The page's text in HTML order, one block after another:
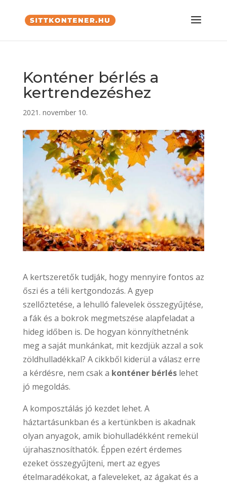
Konténer bérlés a
kertrendezéshez
2021. november 10.
A kertszeretők tudják, hogy mennyire fontos az
őszi és a téli kertgondozás. A gyep
szellőztetése, a lehulló falevelek összegyűjtése,
a fák és a bokrok megmetszése alapfeladat a
hideg időben is. De hogyan könnyíthetnénk
meg a saját munkánkat, mit kezdjük azzal a sok
zöldhulladékkal? A cikkből kiderül a válasz erre
a kérdésre, nem csak a konténer bérléslehet
jó megoldás.
A komposztálás jó kezdet lehet. A
háztartásunkban és a kertünkben is akadnak
olyan anyagok, amik biohulladékként remekül
újrahasznosíthatók. Éppen ezért érdemes
ezeket összegyűjteni, mert az egyes
ételmaradékokat, a faleveleket, az ágakat és a